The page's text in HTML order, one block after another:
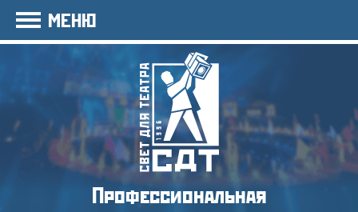
Профессиональная
МЕНЮ